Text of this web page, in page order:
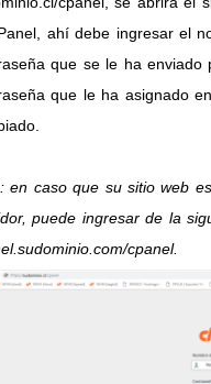
ahí debe ingresar el
que se le ha enviado
que le ha asignado
en caso que su sitio web
puede ingresar de la
cpanel.